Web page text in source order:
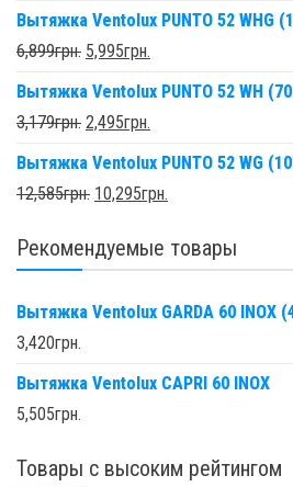
Вытяжка Ventolux PUNTO 52 WHG
6,899грн. 5,995грн.
Вытяжка Ventolux PUNTO 52 WH
3,179грн. 2,495грн.
Вытяжка Ventolux PUNTO 52 WG
12,585грн. 10,295грн.
Рекомендуемые товары
Вытяжка Ventolux GARDA 60 INOX
3,420грн.
Вытяжка Ventolux CAPRI 60 INOX
5,505грн.
Товары с высоким рейтингом